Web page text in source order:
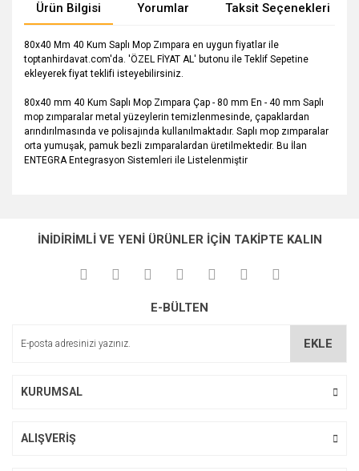
Ürün Bilgisi Yorumlar Taksit Seçenekleri
80x40 Mm 40 Kum Saplı Mop Zımpara en uygun fiyatlar ile
toptanhirdavat.com'da. 'ÖZEL FİYAT AL' butonu ile Teklif Sepetine
ekleyerek fiyat teklifi isteyebilirsiniz.
80x40 mm 40 Kum Saplı Mop Zımpara Çap - 80 mm En - 40 mm Saplı
mop zımparalar metal yüzeylerin temizlenmesinde, çapaklardan
arındırılmasında ve polisajında kullanılmaktadır. Saplı mop zımparalar
orta yumuşak, pamuk bezli zımparalardan üretilmektedir. Bu İlan
ENTEGRA Entegrasyon Sistemleri ile Listelenmiştir
Yorum Yaz
kullanarak tarafımıza iletebilirsiniz.
Görüş ve önerileriniz için teşekkür ederiz.
Ürün açıklamasında eksik bilgiler bulunuyor.
İNİDİRİMLİ VE YENİ ÜRÜNLER İÇİN TAKİPTE KALIN
E-BÜLTEN
EKLE
KURUMSAL
ALIŞVERİŞ